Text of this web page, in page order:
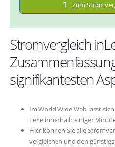
Zum
Stromvergleich
signifikantesten
Im World Wide Web lässt
Lehe innerhalb einiger
Hier können Sie alle
vergleichen und den